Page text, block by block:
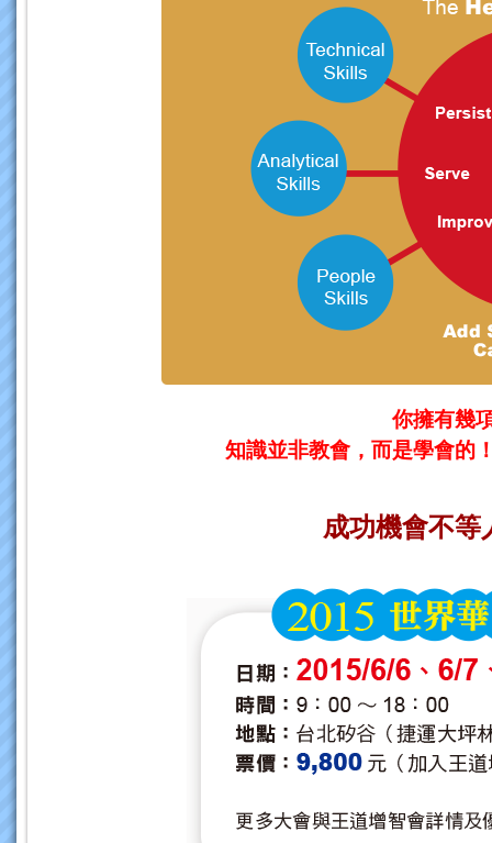
你擁有幾
知識並非教會，而是學會的
成功機會不等